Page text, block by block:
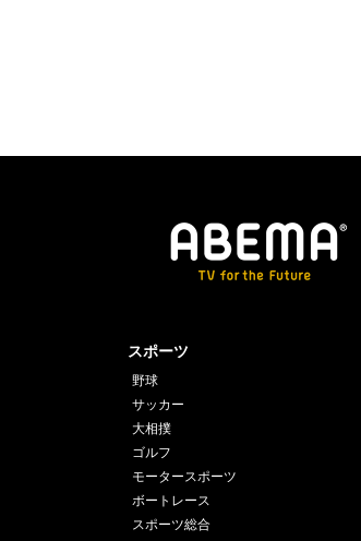
スポーツ
野球
サッカー
大相撲
ゴルフ
モータースポーツ
ボートレース
スポーツ総合